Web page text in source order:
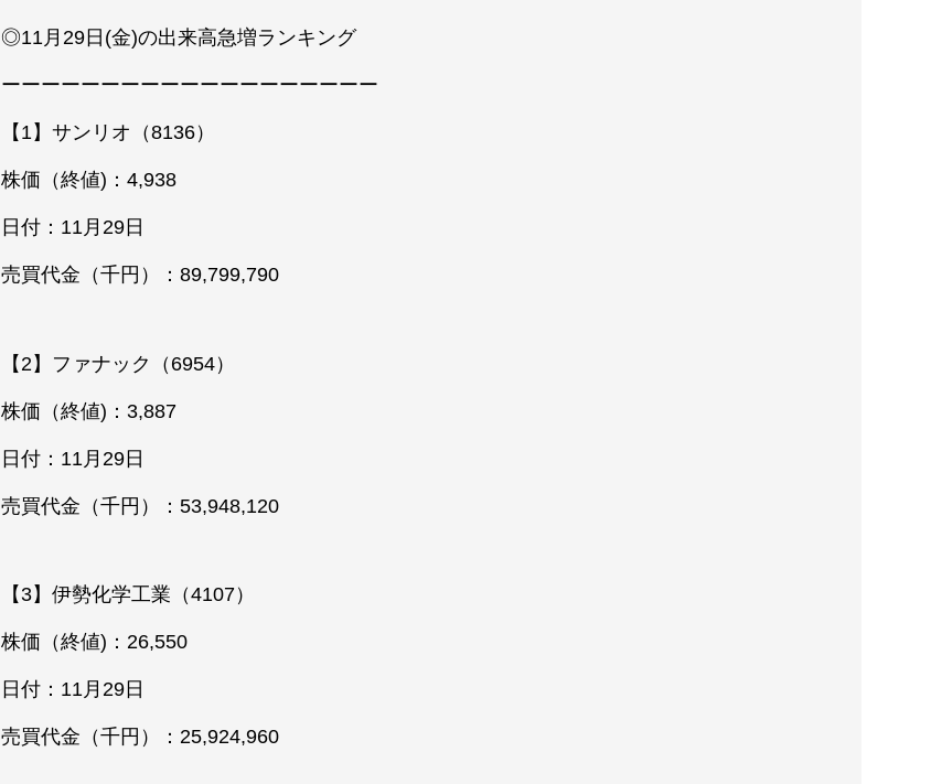
◎11月29日(金)の出来高急増ランキング
ーーーーーーーーーーーーーーーーーーー
【1】サンリオ（8136）
株価（終値)：4,938
日付：11月29日
売買代金（千円）：89,799,790
【2】ファナック（6954）
株価（終値)：3,887
日付：11月29日
売買代金（千円）：53,948,120
【3】伊勢化学工業（4107）
株価（終値)：26,550
日付：11月29日
売買代金（千円）：25,924,960